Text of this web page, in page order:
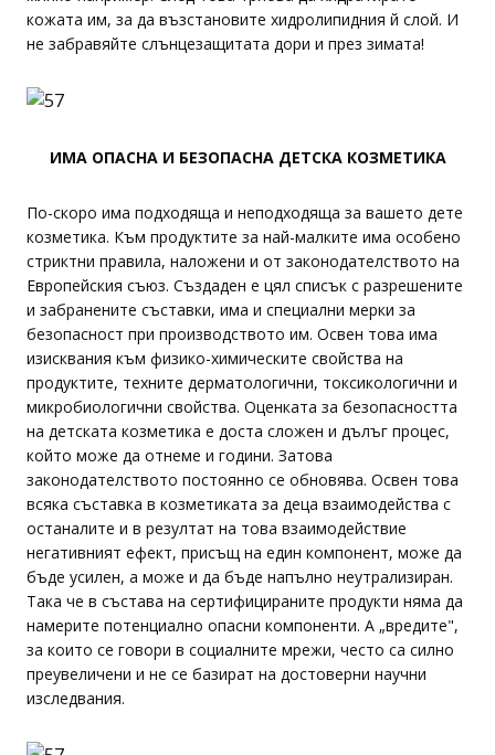
кожата им, за да възстановите хидролипидния й слой. И
не забравяйте слънцезащитата дори и през зимата!
ИМА ОПАСНА И БЕЗОПАСНА ДЕТСКА КОЗМЕТИКА
По-скоро има подходяща и неподходяща за вашето дете
козметика. Към продуктите за най-малките има особено
стриктни правила, наложени и от законодателството на
Европейския съюз. Създаден е цял списък с разрешените
и забранените съставки, има и специални мерки за
безопасност при производството им. Освен това има
изисквания към физико-химическите свойства на
продуктите, техните дерматологични, токсикологични и
микробиологични свойства. Оценката за безопасността
на детската козметика е доста сложен и дълъг процес,
който може да отнеме и години. Затова
законодателството постоянно се обновява. Освен това
всяка съставка в козметиката за деца взаимодейства с
останалите и в резултат на това взаимодействие
негативният ефект, присъщ на един компонент, може да
бъде усилен, а може и да бъде напълно неутрализиран.
Така че в състава на сертифицираните продукти няма да
намерите потенциално опасни компоненти. А „вредите",
за които се говори в социалните мрежи, често са силно
преувеличени и не се базират на достоверни научни
изследвания.